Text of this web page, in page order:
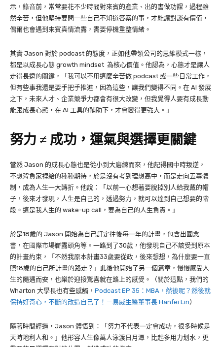
示，錄音前，常常要花不少時間對來賓的產業、出的書做功課，過程雖
然辛苦，但他堅持要問一些自己不知道答案的事，才能讓對談有價值，
偶爾也會遇到來賓真情流露，需要停機重整情緒。
其實 Jason 對於 podcast 的態度，正如他帶領公司的思維模式一樣，
都是以成長心態 growth mindset 為核心價值。他認為，心態才是讓人
走得長遠的關鍵，「我可以不用這麼辛苦做 podcast 或一些日常工作，
但有些事我還是要手把手推進，因為這些，讓我們變得不同。在 AI 發展
之下，未來人才、企業競爭力都會有很大改變，但我覺得人要有成長動
能跟成長心態，在 AI 工具的輔助下，才會變得更強大。」
努力 ≠ 成功，運氣與選擇更關鍵
當然 Jason 的成長心態也是從小到大磨練而來，他記得國中時叛逆，
不想背負家裡給的種種期待，於是沒有考到理想高中，而是走向五專體
制，成為人生一大轉折。他說：「以前一心想著要脫掉別人給我戴的帽
子，後來才發現，人生是自己的，透過努力，就可以達到自己想要的階
段。這是我人生的 wake-up call，要為自己的人生負責。」
於是18歲的 Jason 開始為自己訂定往後每一年的計畫，包含出國念
書，在國際市場嶄露頭角等。一路到了30歲，他發現自己不該受到原本
的計畫約束，「不然我原本計畫33歲要從政，後來想想，為什麼要一直
照18歲的自己所計畫的路走？」此後他開始了另一個篇章，慢慢感受人
生的隨遇而安，也樂於迎接驚喜就在路上的感受。（關於這點，我們的
Wharton 大學長也有些感觸， Podcast EP 35：MBA，然後呢？然後就
保持好奇心，不斷的改造自己了！－易威生醫董事長 Hanfei Lin）
隨著時間經過，Jason 體悟到：「努力不代表一定會成功，很多時候是
天時地利人和。」他形容人生像萬人泳渡日月潭，比起多用力划水，更